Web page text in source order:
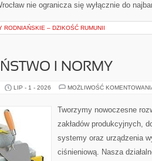
nie ogranicza się wyłącznie do
RODNIAŃSKIE – DZIKOŚĆ RUMUNII
I NORMY
LIP - 1 - 2026 MOŻLIWOŚĆ
Tworzymy nowoczesne
zakładów produkcyjnych,
systemy oraz urządzenia
ciśnieniową. Nasza